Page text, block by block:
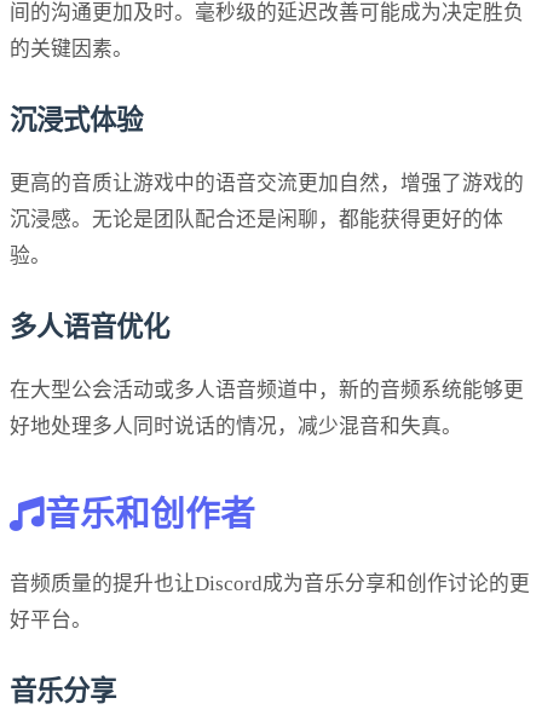
间的沟通更加及时。毫秒级的延迟改善可能成为决定胜负
的关键因素。
沉浸式体验
更高的音质让游戏中的语音交流更加自然，增强了游戏的
沉浸感。无论是团队配合还是闲聊，都能获得更好的体
验。
多人语音优化
在大型公会活动或多人语音频道中，新的音频系统能够更
好地处理多人同时说话的情况，减少混音和失真。
音乐和创作者
音频质量的提升也让Discord成为音乐分享和创作讨论的更
好平台。
音乐分享